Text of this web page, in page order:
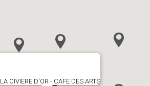
LA CIVIERE D'OR - CAFE DES ARTS